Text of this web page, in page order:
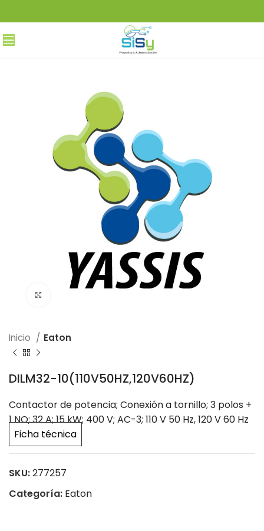
Inicio Eaton
DILM32-10(110V50HZ,120V60HZ)
Contactor de potencia; Conexión a tornillo; 3 polos +
1 NO; 32 A; 15 kW; 400 V; AC-3; 110 V 50 Hz, 120 V 60 Hz
Ficha técnica
SKU:277257
Categoría: Eaton